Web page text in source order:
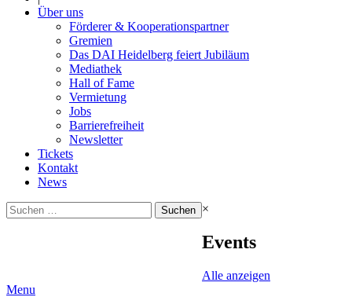
Über uns
Förderer & Kooperationspartner
Gremien
Das DAI Heidelberg feiert Jubiläum
Mediathek
Hall of Fame
Vermietung
Jobs
Barrierefreiheit
Newsletter
Tickets
Kontakt
News
Suchen
nach:
×
Events
Alle anzeigen
Menu